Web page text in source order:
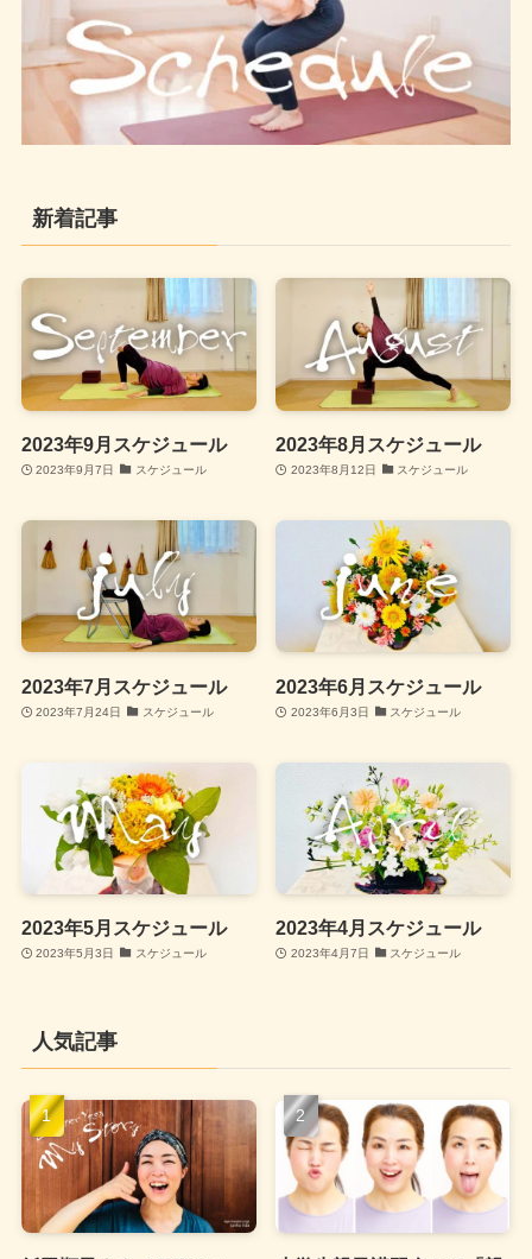
新着記事
2023年9月スケジュール
2023年9月7日 スケジュール
2023年8月スケジュール
2023年8月12日 スケジュール
2023年7月スケジュール
2023年7月24日 スケジュール
2023年6月スケジュール
2023年6月3日 スケジュール
2023年5月スケジュール
2023年5月3日 スケジュール
2023年4月スケジュール
2023年4月7日 スケジュール
人気記事